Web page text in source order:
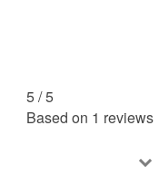
5 /5
Based on 1 reviews